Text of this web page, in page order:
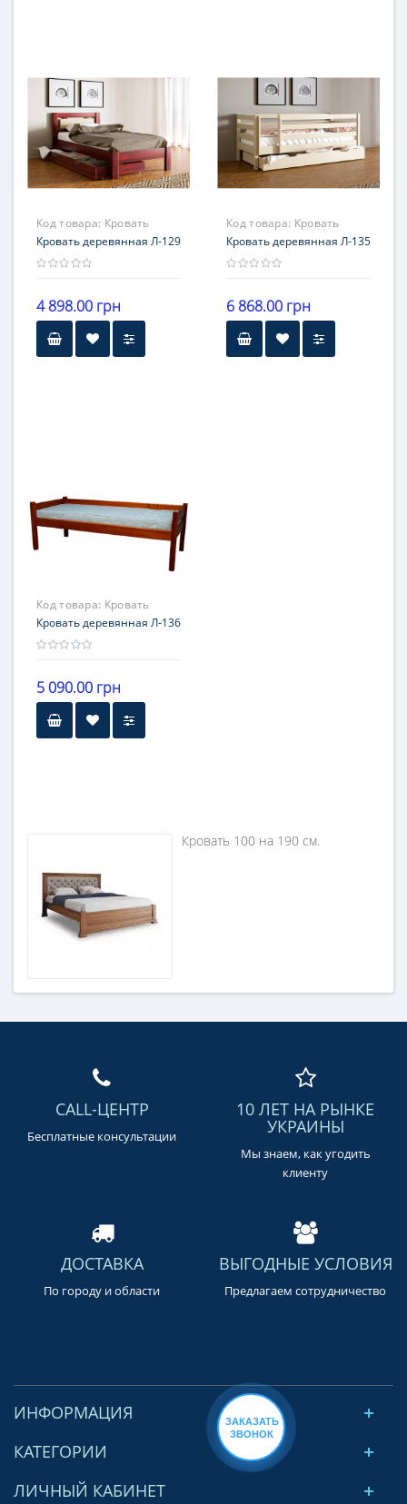
Код товара: Кровать
деревянная Л-129
Кровать деревянная Л-129
4 898.00 грн
Код товара: Кровать
деревянная Л-135
Кровать деревянная Л-135
6 868.00 грн
Код товара: Кровать
деревянная Л-136
Кровать деревянная Л-136
5 090.00 грн
Кровать 100 на 190 см.
CALL-ЦЕНТР
Бесплатные консультации
10 ЛЕТ НА РЫНКЕ
УКРАИНЫ
Мы знаем, как угодить
клиенту
ДОСТАВКА
По городу и области
ВЫГОДНЫЕ УСЛОВИЯ
Предлагаем сотрудничество
ИНФОРМАЦИЯ
КАТЕГОРИИ
ЛИЧНЫЙ КАБИНЕТ
ЗАКАЗАТЬ
ЗВОНОК